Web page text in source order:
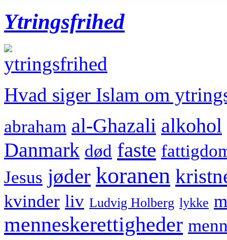
Ytringsfrihed
Hvad siger Islam om
abraham al-Ghazali alkohol
Danmark død faste
Jesus jøder koranen
kvinder liv Ludvig Holberg lykke
menneskerettigheder